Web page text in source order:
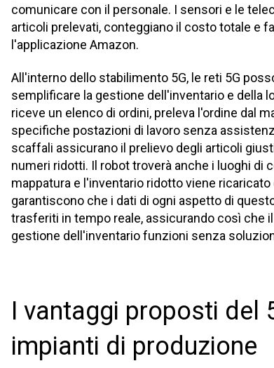
comunicare con il personale. I sensori e le
articoli prelevati, conteggiano il costo totale e
l'applicazione Amazon.
All'interno dello stabilimento 5G, le reti 5G
semplificare la gestione dell'inventario e della
riceve un elenco di ordini, preleva l'ordine dal
specifiche postazioni di lavoro senza
scaffali assicurano il prelievo degli articoli
numeri ridotti. Il robot troverà anche i luoghi di
mappatura e l'inventario ridotto viene ricaricato
garantiscono che i dati di ogni aspetto di
trasferiti in tempo reale, assicurando così che
gestione dell'inventario funzioni senza
I vantaggi proposti del
impianti di produzione